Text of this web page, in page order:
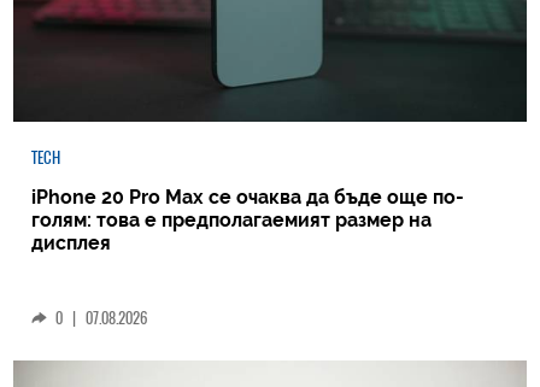
TECH
iPhone 20 Pro Max се очаква да бъде още по-
голям: това е предполагаемият размер на
дисплея
0 | 07.08.2026